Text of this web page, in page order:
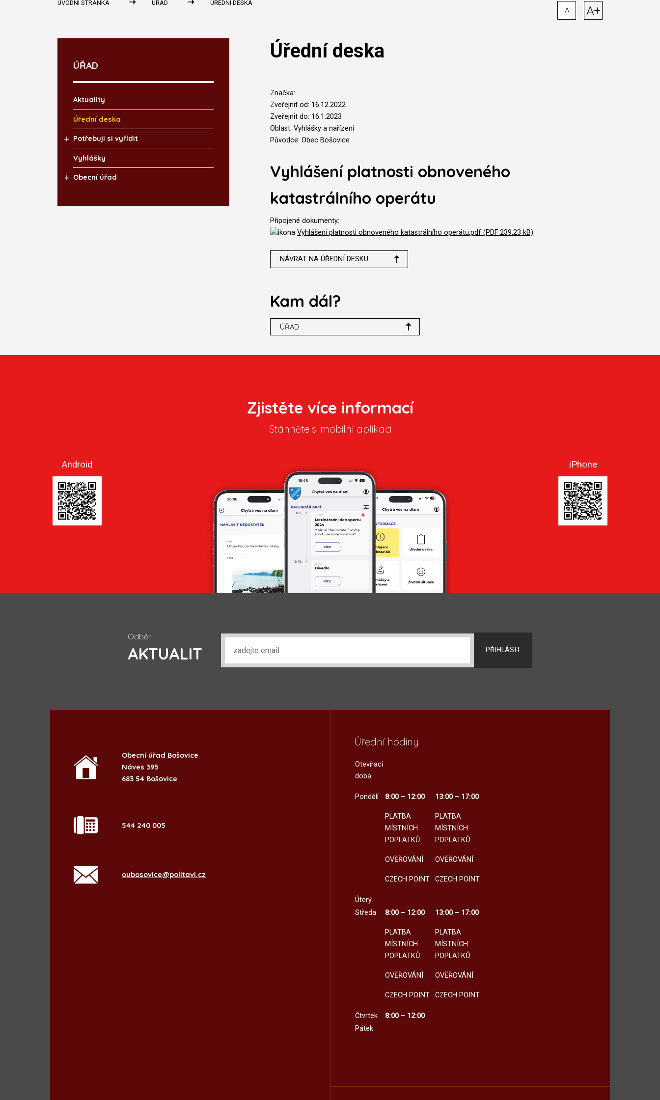
ÚVODNÍ STRÁNKA ÚŘAD ÚŘEDNÍ DESKA
A A+
Úřední deska
Značka:
Zveřejnit od: 16.12.2022
Zveřejnit do: 16.1.2023
Oblast: Vyhlášky a nařízení
Původce: Obec Bošovice
Vyhlášení platnosti obnoveného
katastrálního operátu
Připojené dokumenty:
Vyhlášení platnosti obnoveného katastrálního operátu.pdf (PDF 239.23 kB)
NÁVRAT NA ÚŘEDNÍ DESKU
Kam dál?
ÚŘAD
ÚŘAD
Aktuality
Úřední deska
Potřebuji si vyřídit
Vyhlášky
Obecní úřad
Zjistěte více informací
Stáhněte si mobilní aplikaci
Android iPhone
Odběr
AKTUALIT PŘIHLÁSIT
Obecní úřad Bošovice
Náves 395
683 54 Bošovice
544 240 005
oubosovice@politavi.cz
Úřední hodiny
Otevírací
doba
Pondělí 8:00 – 12:00
PLATBA
MÍSTNÍCH
POPLATKŮ
OVĚŘOVÁNÍ
CZECH POINT
13:00 – 17:00
PLATBA
MÍSTNÍCH
POPLATKŮ
OVĚŘOVÁNÍ
CZECH POINT
Úterý
Středa
8:00 – 12:00
PLATBA
MÍSTNÍCH
POPLATKŮ
OVĚŘOVÁNÍ
CZECH POINT
13:00 – 17:00
PLATBA
MÍSTNÍCH
POPLATKŮ
OVĚŘOVÁNÍ
CZECH POINT
Čtvrtek
8:00 – 12:00
Pátek